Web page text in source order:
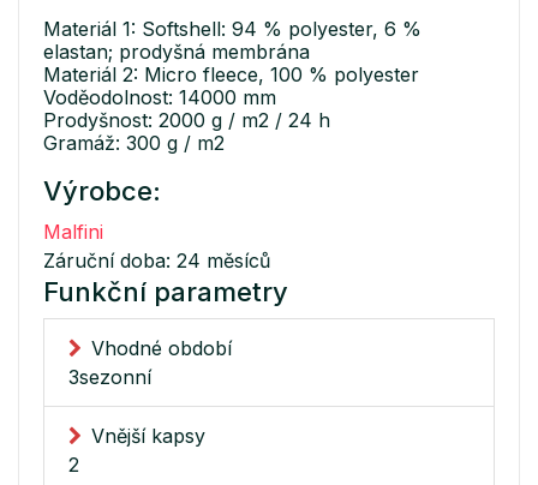
Materiál 1: Softshell: 94 % polyester, 6 %
elastan; prodyšná membrána
Materiál 2: Micro fleece, 100 % polyester
Voděodolnost: 14000 mm
Prodyšnost: 2000 g / m2 / 24 h
Gramáž: 300 g / m2
Výrobce:
Malfini
Záruční doba: 24 měsíců
Funkční parametry
Vhodné období
3sezonní
Vnější kapsy
2